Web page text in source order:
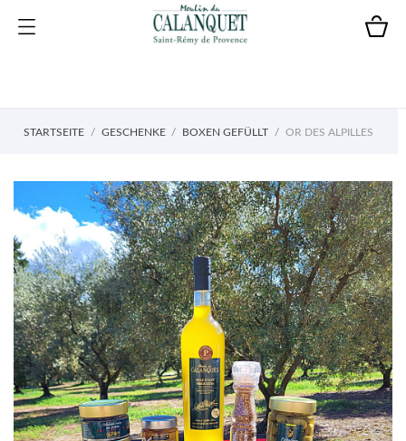
STARTSEITE GESCHENKE BOXEN GEFÜLLT OR DES ALPILLES